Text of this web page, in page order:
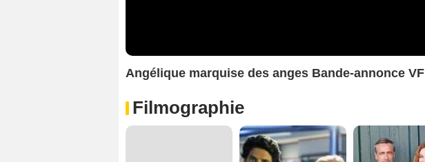
Angélique marquise des anges Bande-annonce VF
Filmographie